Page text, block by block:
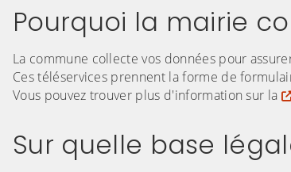
Pourquoi la mairie
La commune collecte vos données pour
Ces téléservices prennent la forme de
Vous pouvez trouver plus d'information sur la
Sur quelle base